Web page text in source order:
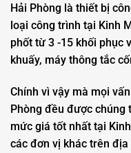
Hải Phòng là thiết bị
loại công trình tại Kinh
phốt từ 3 -15 khối phục
khuấy, máy thông tắc
Chính vì vậy mà mọi
Phòng đều được chúng
mức giá tốt nhất tại
các đơn vị khác trên địa